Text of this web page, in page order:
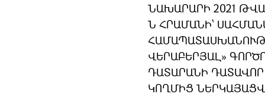
ՆԱԽԱՐԱՐԻ 2021
Ն ՀՐԱՄԱՆԻ՝
ՎԵՐԱԲԵՐՅԱԼ»
ԴԱՏԱՐԱՆԻ
ԿՈՂՄԻՑ